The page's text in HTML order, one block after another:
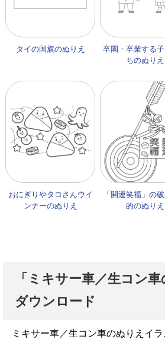
タイの国旗のぬりえ
卒園・卒業する
ちのぬりえ
おにぎりやタコさんウイ
ンナーのぬりえ
「開運笑福」の
的のぬりえ
「ミキサー車／生コン
ダウンロード
ミキサー車／生コン車のぬりえイラ